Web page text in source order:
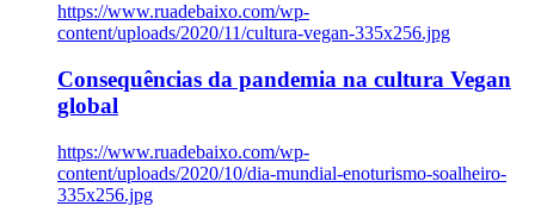
https://www.ruadebaixo.com/wp-
content/uploads/2020/11/cultura-vegan-335x256.jpg
Consequências da pandemia na cultura Vegan
global
https://www.ruadebaixo.com/wp-
content/uploads/2020/10/dia-mundial-enoturismo-soalheiro-
335x256.jpg